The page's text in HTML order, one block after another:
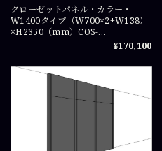
クローゼットパネル・カラー・
W1400タイプ（W700×2+W138）
×H2350（mm）COS-
¥170,100